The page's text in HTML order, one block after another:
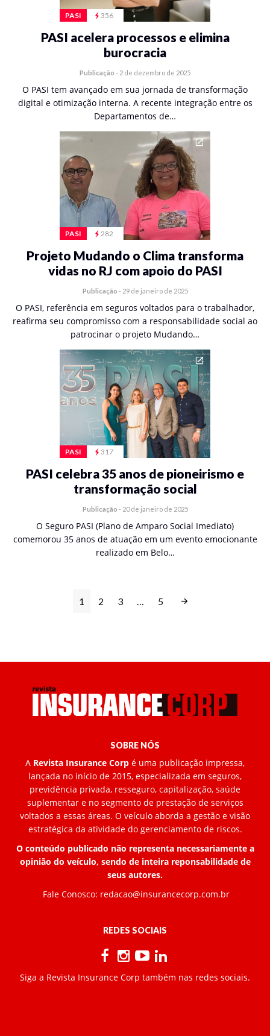
PASI 356
PASI acelera processos e elimina
burocracia
Publicação - 2 de dezembro de 2025
O PASI tem avançado em sua jornada de transformação
digital e otimização interna. A recente integração entre os
Departamentos de…
PASI 282
Projeto Mudando o Clima transforma
vidas no RJ com apoio do PASI
Publicação - 29 de janeiro de 2025
O PASI, referência em seguros voltados para o trabalhador,
reafirma seu compromisso com a responsabilidade social ao
patrocinar o projeto Mudando…
PASI 317
PASI celebra 35 anos de pioneirismo e
transformação social
Publicação - 20 de janeiro de 2025
O Seguro PASI (Plano de Amparo Social Imediato)
comemorou 35 anos de atuação em um evento emocionante
realizado em Belo…
1 2 3 … 5
SOBRE NÓS
A Revista Insurance Corp é uma publicação impressa,
lançada no início de 2015, especializada em seguros,
previdência privada, resseguro, capitalização, saúde
suplementar e no segmento de prestação de serviços
voltados a essas áreas. O veículo aborda a gestão e visão
estratégica da atividade do gerenciamento de riscos.
O conteúdo publicado não representa necessariamente a
opinião do veículo, sendo de inteira reponsabilidade de
seus autores.
Fale Conosco: redacao@insurancecorp.com.br
REDES SOCIAIS
Siga a Revista Insurance Corp também nas redes sociais.